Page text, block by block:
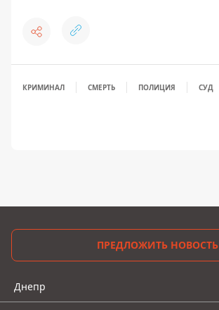
КРИМИНАЛ СМЕРТЬ ПОЛИЦИЯ СУД
ПРЕДЛОЖИТЬ НОВОСТЬ
Днепр